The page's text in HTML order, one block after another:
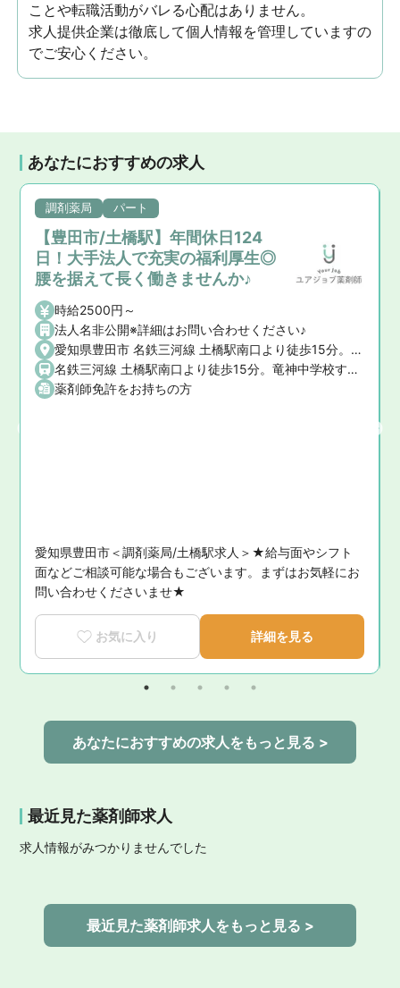
ことや転職活動がバレる心配はありません。
求人提供企業は徹底して個人情報を管理していますの
でご安心ください。
あなたにおすすめの求人
調剤薬局 パート
【豊田市/土橋駅】年間休日124
日！大手法人で充実の福利厚生◎
腰を据えて長く働きませんか♪
時給2500円～
法人名非公開※詳細はお問い合わせください♪
愛知県豊田市 名鉄三河線 土橋駅南口より徒歩15分。竜神中学校すぐ西
名鉄三河線 土橋駅南口より徒歩15分。竜神中学校すぐ西
薬剤師免許をお持ちの方
愛知県豊田市＜調剤薬局/土橋駅求人＞★給与面やシフト
面などご相談可能な場合もございます。まずはお気軽にお
問い合わせくださいませ★
お気に入り 詳細を見る
あなたにおすすめの求人をもっと見る >
最近見た薬剤師求人
求人情報がみつかりませんでした
最近見た薬剤師求人をもっと見る >